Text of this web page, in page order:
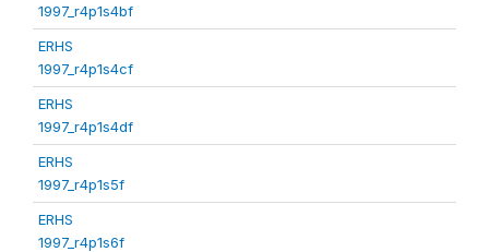
1997_r4p1s4bf
ERHS
1997_r4p1s4cf
ERHS
1997_r4p1s4df
ERHS
1997_r4p1s5f
ERHS
1997_r4p1s6f